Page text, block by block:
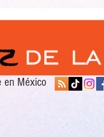
en México